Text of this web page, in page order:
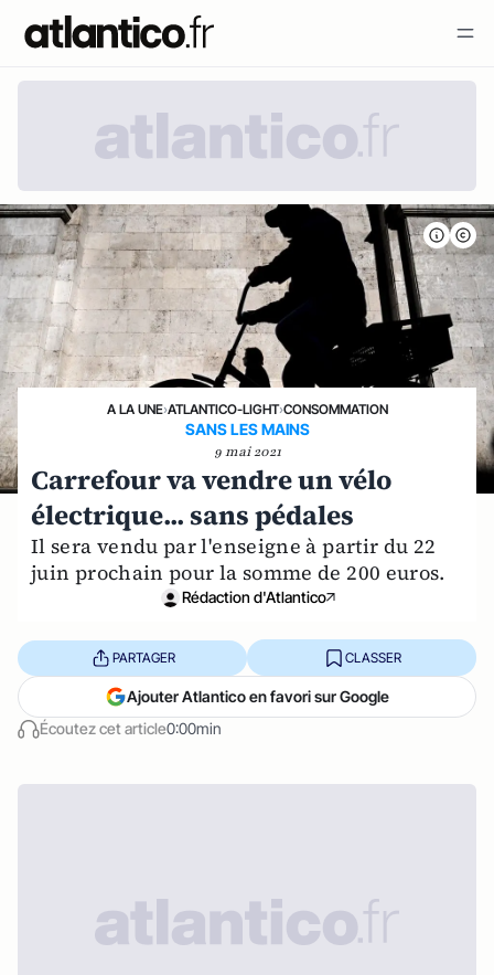
A LA UNE›ATLANTICO-LIGHT›CONSOMMATION
SANS LES MAINS
9 mai 2021
Carrefour va vendre un vélo
électrique... sans pédales
Il sera vendu par l'enseigne à partir du 22
juin prochain pour la somme de 200 euros.
Rédaction d'Atlantico
Écoutez cet article0:00min
PARTAGER CLASSER
Ajouter Atlantico en favori sur Google